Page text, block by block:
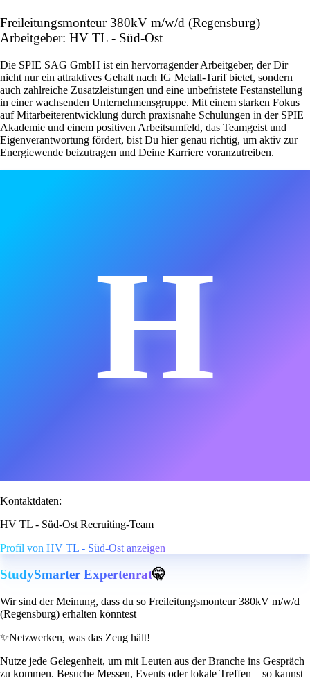
Freileitungsmonteur 380kV m/w/d (Regensburg)
Arbeitgeber: HV TL - Süd-Ost
Die SPIE SAG GmbH ist ein hervorragender Arbeitgeber, der Dir
nicht nur ein attraktives Gehalt nach IG Metall-Tarif bietet, sondern
auch zahlreiche Zusatzleistungen und eine unbefristete Festanstellung
in einer wachsenden Unternehmensgruppe. Mit einem starken Fokus
auf Mitarbeiterentwicklung durch praxisnahe Schulungen in der SPIE
Akademie und einem positiven Arbeitsumfeld, das Teamgeist und
Eigenverantwortung fördert, bist Du hier genau richtig, um aktiv zur
Energiewende beizutragen und Deine Karriere voranzutreiben.
H
Kontaktdaten:
HV TL - Süd-Ost Recruiting-Team
Profil von HV TL - Süd-Ost anzeigen
StudySmarter Expertenrat🤫
Wir sind der Meinung, dass du so Freileitungsmonteur 380kV m/w/d
(Regensburg) erhalten könntest
✨Netzwerken, was das Zeug hält!
Nutze jede Gelegenheit, um mit Leuten aus der Branche ins Gespräch
zu kommen. Besuche Messen, Events oder lokale Treffen – so kannst